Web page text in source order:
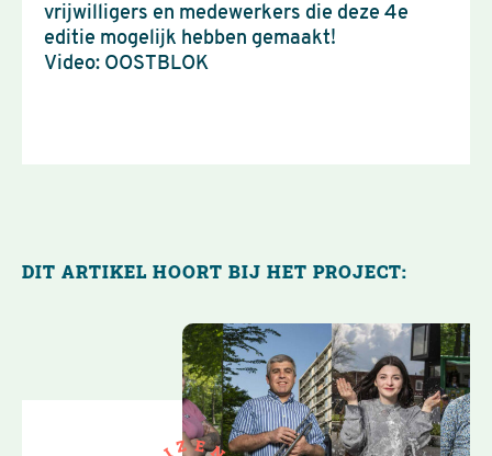
vrijwilligers en medewerkers die deze 4e
editie mogelijk hebben gemaakt!
Video: OOSTBLOK
DIT ARTIKEL HOORT BIJ HET PROJECT:
ZE